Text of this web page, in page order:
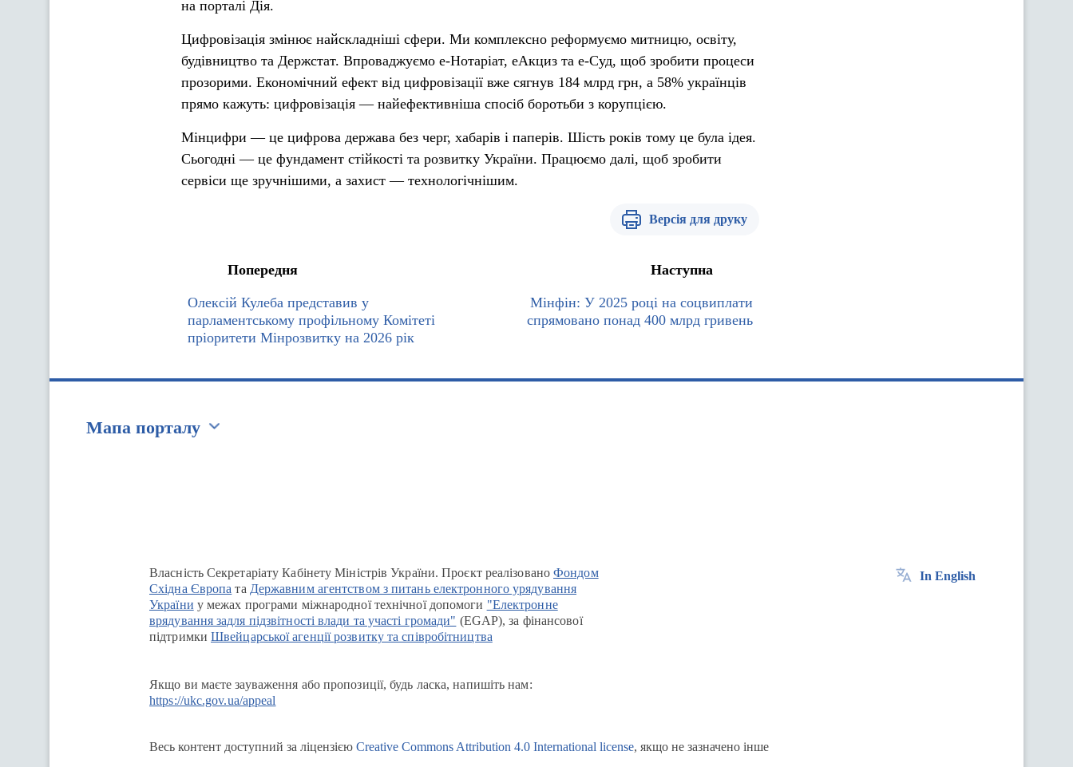
на порталі Дія.
Цифровізація змінює найскладніші сфери. Ми комплексно реформуємо митницю, освіту,
будівництво та Держстат. Впроваджуємо е-Нотаріат, еАкциз та е-Суд, щоб зробити процеси
прозорими. Економічний ефект від цифровізації вже сягнув 184 млрд грн, а 58% українців
прямо кажуть: цифровізація — найефективніша спосіб боротьби з корупцією.
Мінцифри — це цифрова держава без черг, хабарів і паперів. Шість років тому це була ідея.
Сьогодні — це фундамент стійкості та розвитку України. Працюємо далі, щоб зробити
сервіси ще зручнішими, а захист — технологічнішим.
Версія для друку
Попередня
Олексій Кулеба представив у
парламентському профільному Комітеті
пріоритети Мінрозвитку на 2026 рік
Наступна
Мінфін: У 2025 році на соцвиплати
спрямовано понад 400 млрд гривень
Мапа порталу
Власність Секретаріату Кабінету Міністрів України. Проєкт реалізованоФондом
Східна Європа та Державним агентством з питань електронного урядування
України у межах програми міжнародної технічної допомоги "Електронне
врядування задля підзвітності влади та участі громади" (EGAP), за фінансової
підтримки Швейцарської агенції розвитку та співробітництва
Якщо ви маєте зауваження або пропозиції, будь ласка, напишіть нам:
https://ukc.gov.ua/appeal
In English
Весь контент доступний за ліцензією Creative Commons Attribution 4.0 International license, якщо не зазначено інше